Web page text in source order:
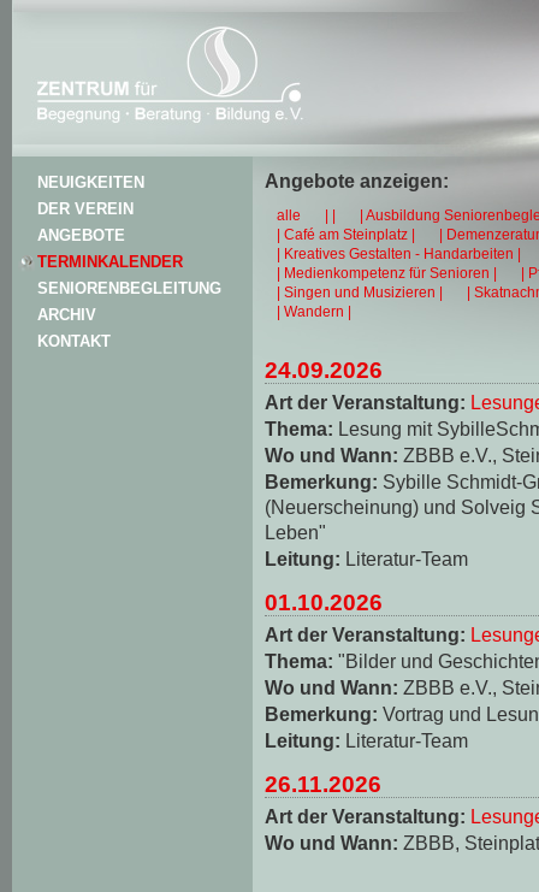
NEUIGKEITEN
DER VEREIN
ANGEBOTE
TERMINKALENDER
SENIORENBEGLEITUNG
ARCHIV
KONTAKT
Angebote anzeigen:
alle | |
| Ausbildung
| Café am Steinplatz |
|
| Kreatives Gestalten - Handarbeiten |
| Medienkompetenz für Senioren |
|
| Singen und Musizieren |
|
| Wandern |
24.09.2026
Art der Veranstaltung:
Thema: Lesung mit
Wo und Wann: ZBBB e.V.,
Bemerkung: Sybille Schmidt-
(Neuerscheinung) und Solveig
Leben"
Leitung: Literatur-Team
01.10.2026
Art der Veranstaltung:
Thema: "Bilder und
Wo und Wann: ZBBB e.V.,
Bemerkung: Vortrag und
Leitung: Literatur-Team
26.11.2026
Art der Veranstaltung:
Wo und Wann: ZBBB,